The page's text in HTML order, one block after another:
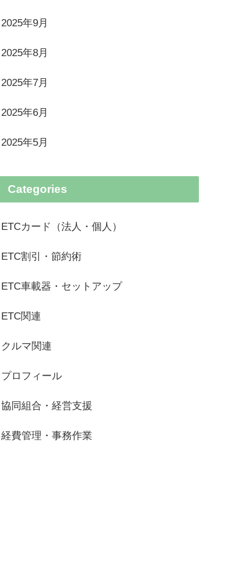
2025年9月
2025年8月
2025年7月
2025年6月
2025年5月
Categories
ETCカード（法人・個人）
ETC割引・節約術
ETC車載器・セットアップ
ETC関連
クルマ関連
プロフィール
協同組合・経営支援
経費管理・事務作業